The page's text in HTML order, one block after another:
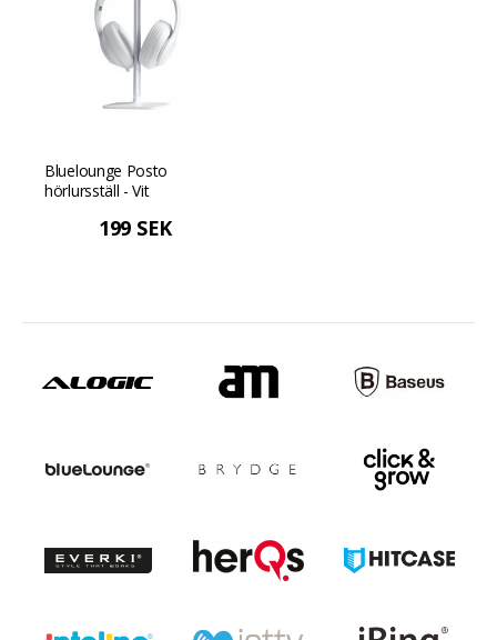
Bluelounge Posto
hörlursställ - Vit
199 SEK